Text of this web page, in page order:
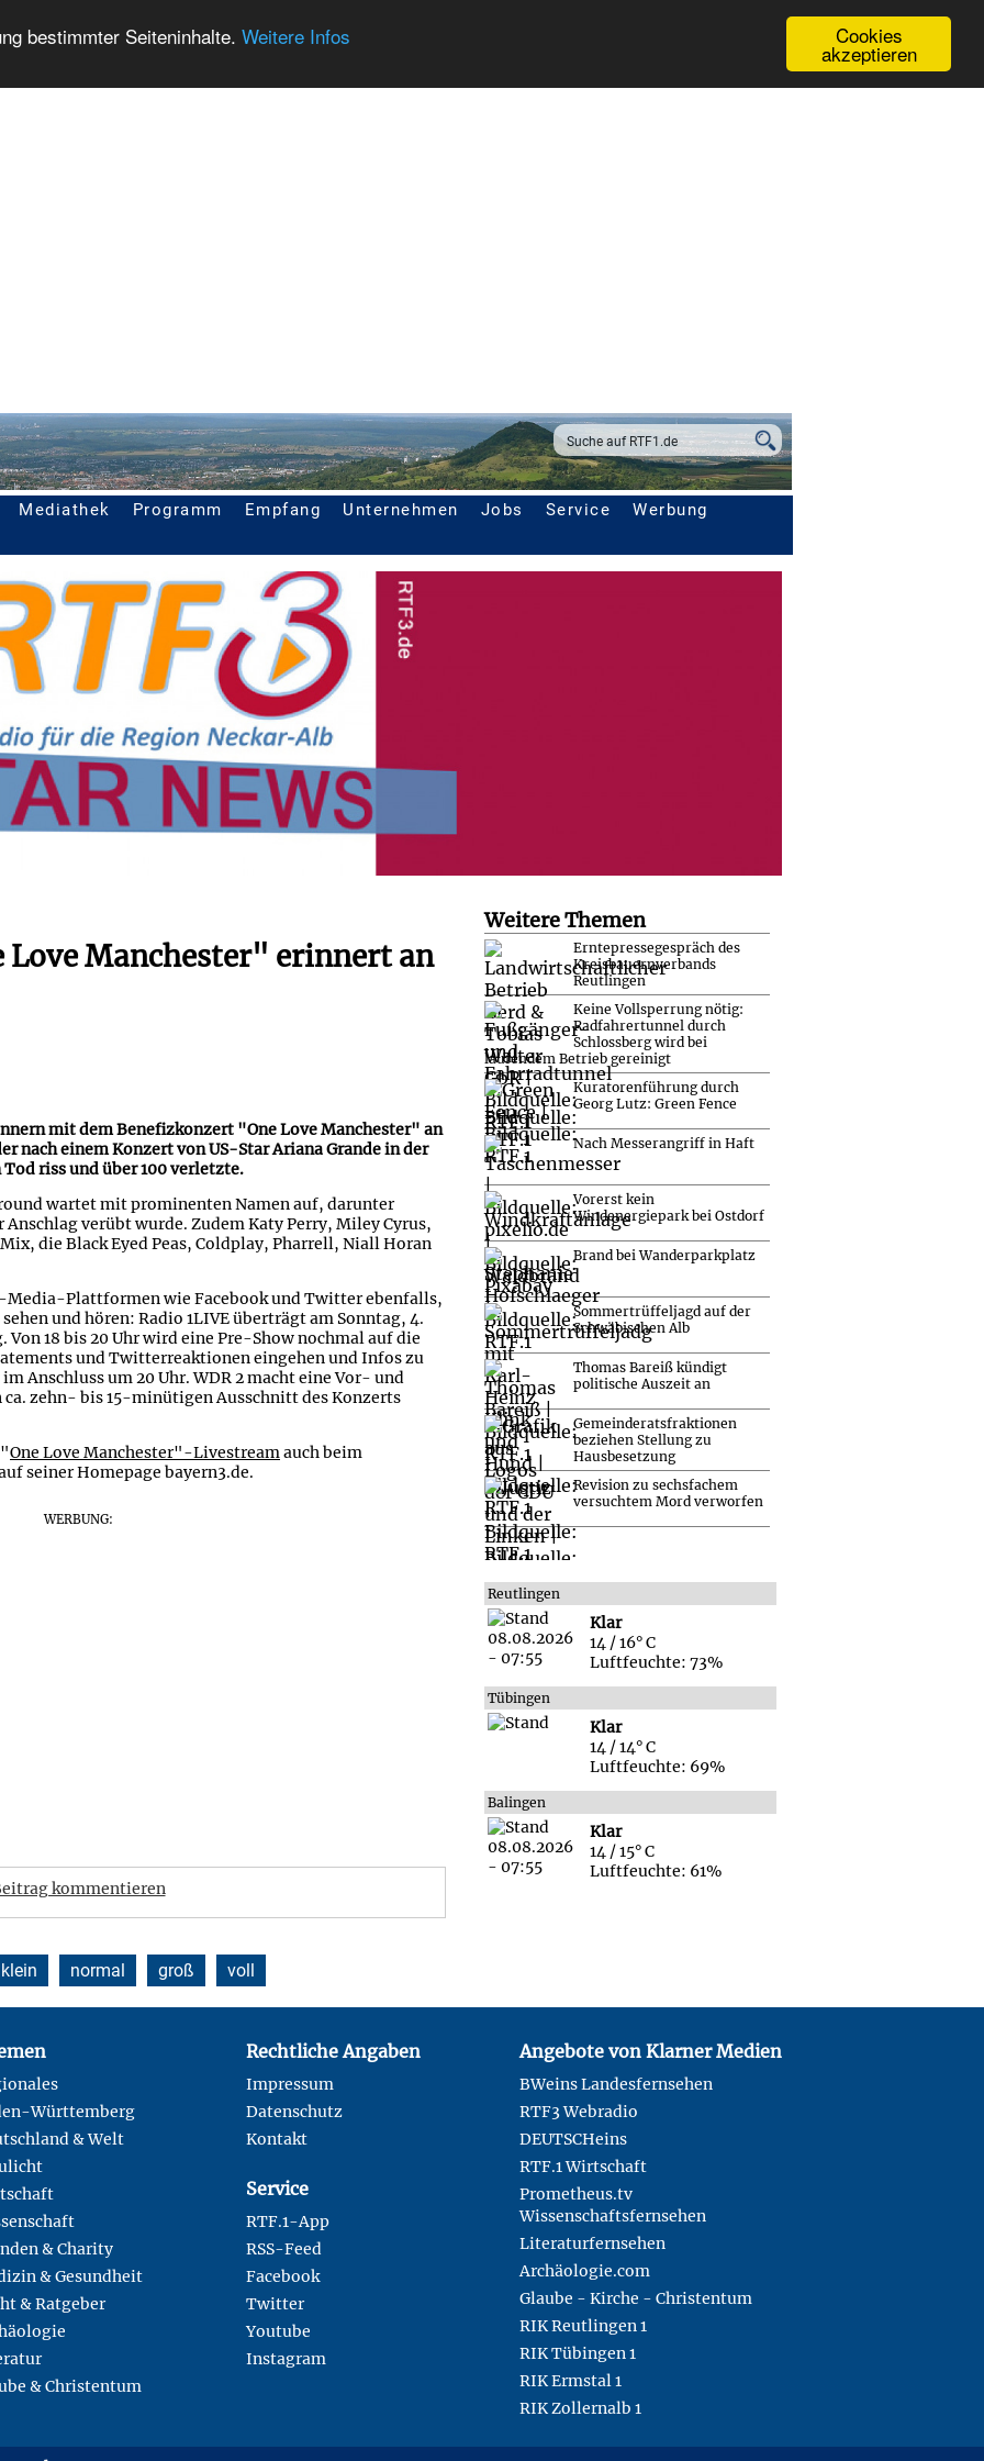
Cookies
akzeptieren
bestimmter Seiteninhalte. Weitere Infos
Mediathek Programm Empfang Unternehmen Jobs Service
Werbung
Manchester" erinnert an
mit dem Benefizkonzert "One Love Manchester" an
nach einem Konzert von US-Star Ariana Grande in der
riss und über 100 verletzte.
wartet mit prominenten Namen auf, darunter
Anschlag verübt wurde. Zudem Katy Perry, Miley Cyrus,
die Black Eyed Peas, Coldplay, Pharrell, Niall Horan
Media-Plattformen wie Facebook und Twitter ebenfalls,
und hören: Radio 1LIVE überträgt am Sonntag, 4.
Von 18 bis 20 Uhr wird eine Pre-Show nochmal auf die
und Twitterreaktionen eingehen und Infos zu
Anschluss um 20 Uhr. WDR 2 macht eine Vor- und
zehn- bis 15-minütigen Ausschnitt des Konzerts
One Love Manchester"-Livestreamauch beim
seiner Homepage bayern3.de.
WERBUNG:
kommentieren
Weitere Themen
Erntepressegespräch des
Kreisbauernverbands
Reutlingen
Keine Vollsperrung nötig:
Radfahrertunnel durch
Schlossberg wird bei
laufendem Betrieb gereinigt
Kuratorenführung durch
Georg Lutz: Green Fence
Nach Messerangriff in Haft
Vorerst kein
Windenergiepark bei Ostdorf
Brand bei Wanderparkplatz
Sommertrüffeljagd auf der
Schwäbischen Alb
Thomas Bareiß kündigt
politische Auszeit an
Gemeinderatsfraktionen
beziehen Stellung zu
Hausbesetzung
Revision zu sechsfachem
versuchtem Mord verworfen
Reutlingen
Klar
14 / 16° C
Luftfeuchte: 73%
Tübingen
Klar
14 / 14° C
Luftfeuchte: 69%
Balingen
Klar
14 / 15° C
Luftfeuchte: 61%
klein normal groß voll
Württemberg
& Welt
& Charity
& Gesundheit
& Ratgeber
& Christentum
Rechtliche Angaben
Impressum
Datenschutz
Kontakt
Service
RTF.1-App
RSS-Feed
Facebook
Twitter
Youtube
Instagram
Angebote von Klarner Medien
BWeins Landesfernsehen
RTF3 Webradio
DEUTSCHeins
RTF.1 Wirtschaft
Prometheus.tv
Wissenschaftsfernsehen
Literaturfernsehen
Archäologie.com
Glaube - Kirche - Christentum
RIK Reutlingen 1
RIK Tübingen 1
RIK Ermstal 1
RIK Zollernalb 1